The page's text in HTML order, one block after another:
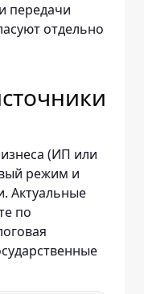
передачи
отдельно
(ИП или
режим и
Актуальные
по